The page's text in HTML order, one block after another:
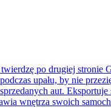
po drugiej stronie
upału, by nie
aut. Eksportuje
wnętrza swoich